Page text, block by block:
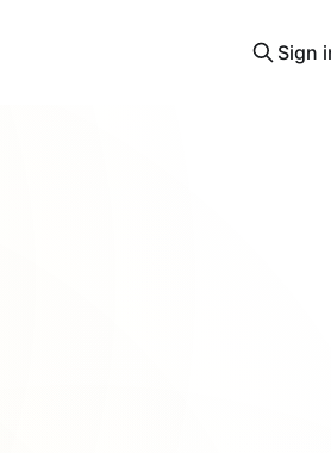
Sign